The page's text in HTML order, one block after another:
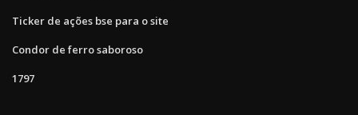
Ticker de ações bse para o site
Condor de ferro saboroso
1797